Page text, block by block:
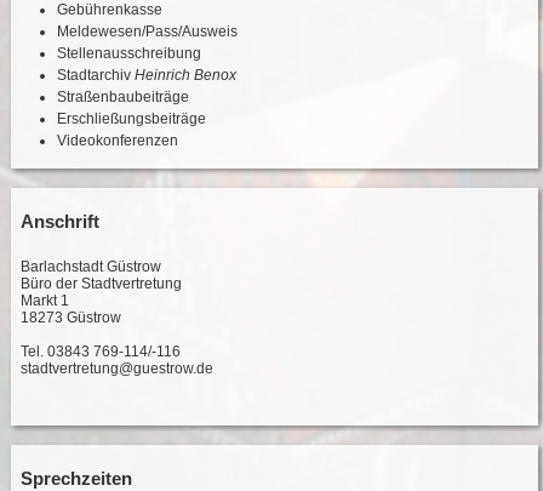
Gebührenkasse
Meldewesen/Pass/Ausweis
Stellenausschreibung
StadtarchivHeinrich Benox
Straßenbaubeiträge
Erschließungsbeiträge
Videokonferenzen
Anschrift
Barlachstadt Güstrow
Büro der Stadtvertretung
Markt 1
18273 Güstrow
Tel. 03843 769-114/-116
stadtvertretung@guestrow.de
Sprechzeiten